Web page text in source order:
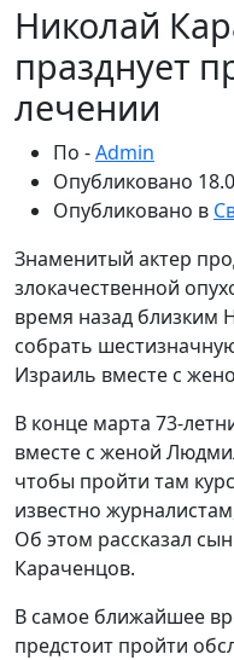
Николай
празднует
лечении
По -Admin
Опубликовано
Опубликовано в
Знаменитый актер
злокачественной
время назад близким
собрать
Израиль вместе с
В конце марта 73-
вместе с женой
чтобы пройти там
известно
Об этом рассказал
Караченцов.
В самое ближайшее
предстоит пройти